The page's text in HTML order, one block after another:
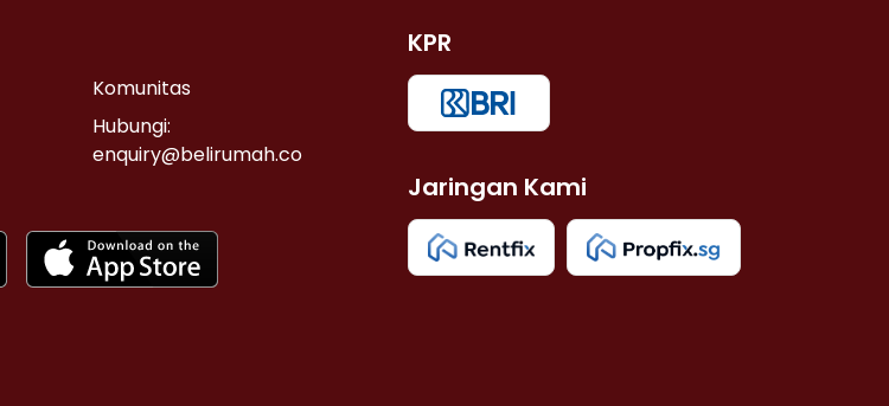
Komunitas
Hubungi:
enquiry@belirumah.co
KPR
Jaringan Kami